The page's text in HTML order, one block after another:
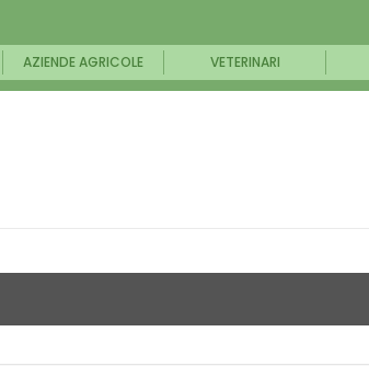
AZIENDE AGRICOLE VETERINARI